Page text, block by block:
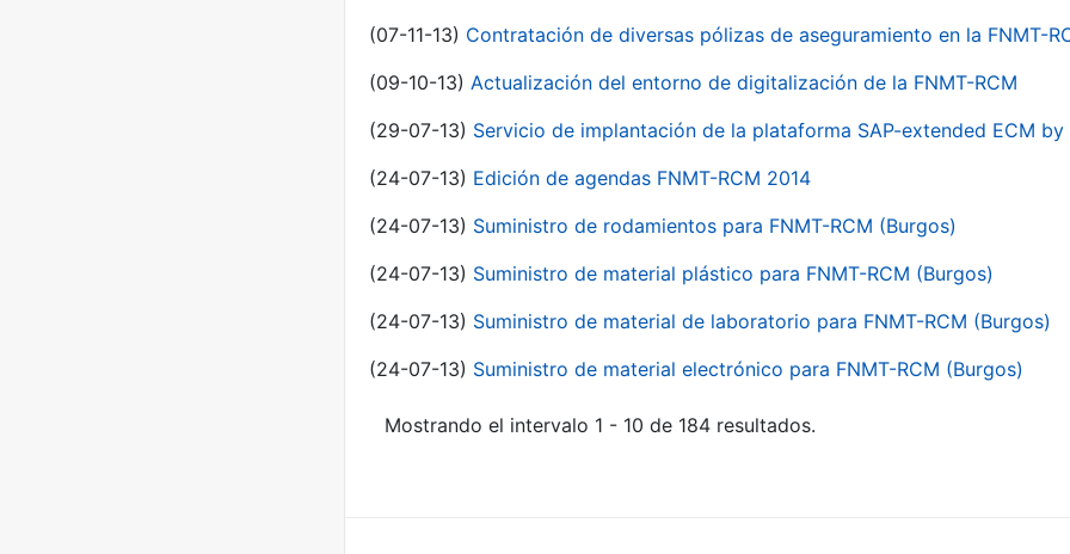
(07-11-13) Contratación de diversas pólizas de aseguramiento en la FNMT-
(09-10-13) Actualización del entorno de digitalización de la FNMT-RCM
(29-07-13) Servicio de implantación de la plataforma SAP-extended ECM by
(24-07-13) Edición de agendas FNMT-RCM 2014
(24-07-13) Suministro de rodamientos para FNMT-RCM (Burgos)
(24-07-13) Suministro de material plástico para FNMT-RCM (Burgos)
(24-07-13) Suministro de material de laboratorio para FNMT-RCM (Burgos)
(24-07-13) Suministro de material electrónico para FNMT-RCM (Burgos)
Mostrando el intervalo 1 - 10 de 184 resultados.